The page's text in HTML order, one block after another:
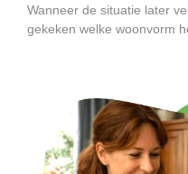
Wanneer de situatie later
gekeken welke woonvorm